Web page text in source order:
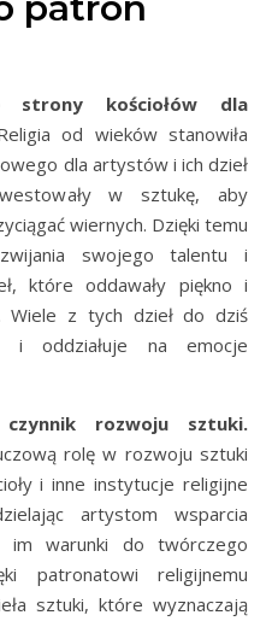
strony kościołów dla
od wieków stanowiła
dla artystów i ich dzieł
w sztukę, aby
wiernych. Dzięki temu
swojego talentu i
które oddawały piękno i
Wiele z tych dzieł do dziś
i oddziałuje na emocje
rozwoju sztuki.
rolę w rozwoju sztuki
i inne instytucje religijne
artystom wsparcia
im warunki do twórczego
patronatowi religijnemu
sztuki, które wyznaczają